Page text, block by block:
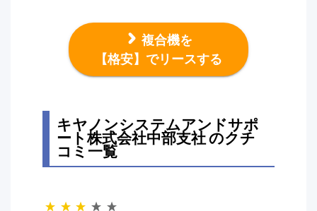
複合機を
【格安】でリースする
キヤノンシステムアンドサポ
ート株式会社中部支社 のクチ
コミ一覧